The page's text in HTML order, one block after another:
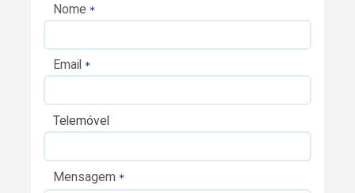
Nome
Email
Telemóvel
Mensagem